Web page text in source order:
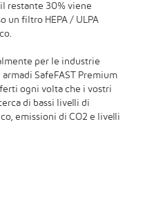
restante 30% viene
un filtro HEPA / ULPA
per le industrie
SafeFAST Premium
ogni volta che i vostri
di bassi livelli di
emissioni di CO2 e livelli